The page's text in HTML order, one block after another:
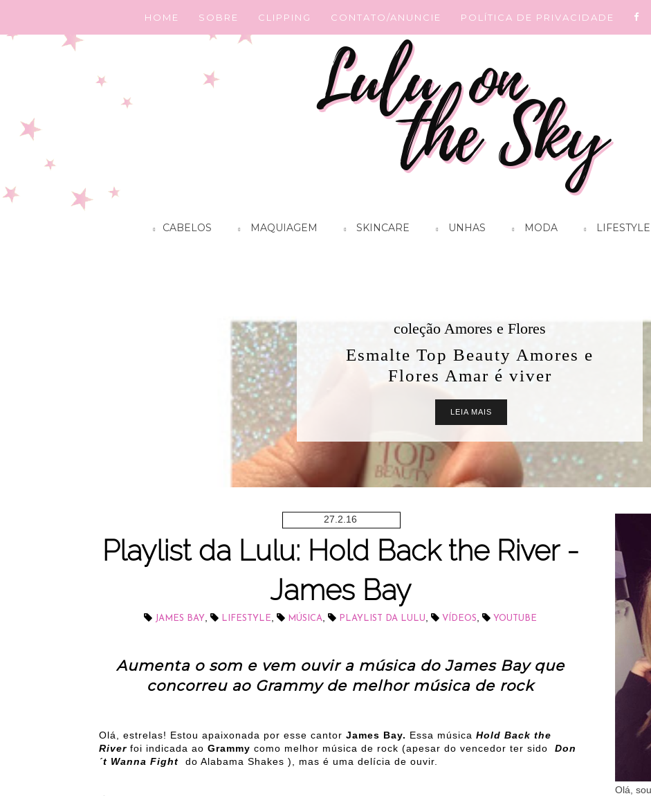
HOME SOBRE CLIPPING CONTATO/ANUNCIE POLÍTICA DE PRIVACIDADE
CABELOS MAQUIAGEM SKINCARE UNHAS MODA LIFESTYLE
coleção Amores e Flores
Esmalte Top Beauty Amores e
Flores Amar é viver
LEIA MAIS
27.2.16
Playlist da Lulu: Hold Back the River -
James Bay
JAMES BAY LIFESTYLE MÚSICA PLAYLIST DA LULU VÍDEOS YOUTUBE
Aumenta o som e vem ouvir a música do James Bay que
concorreu ao Grammy de melhor música de rock
Olá, estrelas! Estou apaixonada por esse cantor James Bay. Essa música Hold Back the
River foi indicada ao Grammy como melhor música de rock (apesar do vencedor ter sido
Don
´t Wanna Fight
do Alabama Shakes ), mas é uma delícia de ouvir.
Olá,